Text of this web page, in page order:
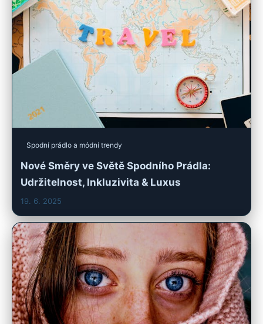
Spodní prádlo a módní trendy
Nové Směry ve Světě Spodního Prádla:
Udržitelnost, Inkluzivita & Luxus
19. 6. 2025